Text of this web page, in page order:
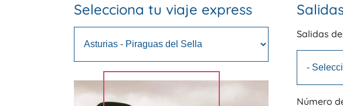
Selecciona tu viaje express
Salidas
Número